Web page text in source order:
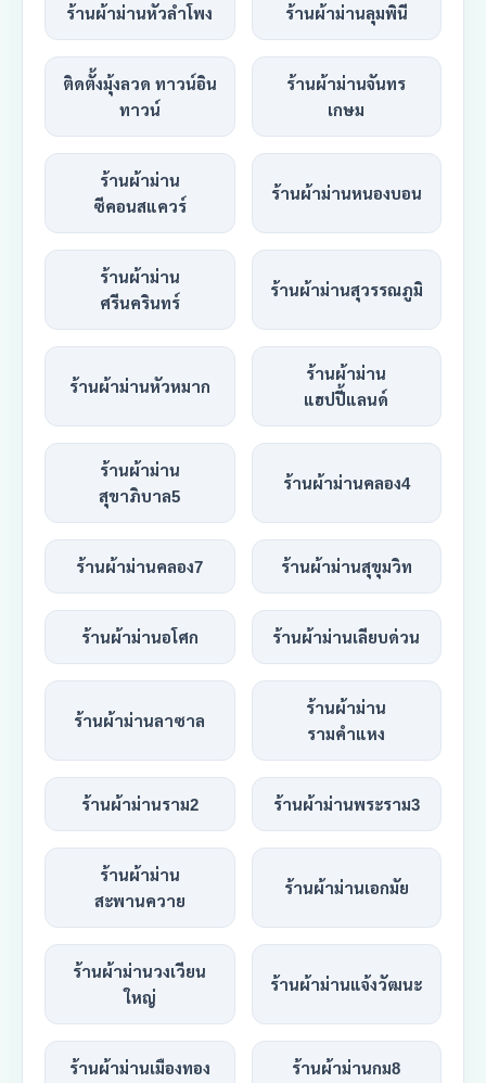
ร้านผ้าม่านหัวลำโพง ร้านผ้าม่านลุมพินี
ติดตั้งมุ้งลวด ทาวน์อิน
ทาวน์
ร้านผ้าม่านจันทร
เกษม
ร้านผ้าม่าน
ซีคอนสแควร์
ร้านผ้าม่านหนองบอน
ร้านผ้าม่าน
ศรีนครินทร์
ร้านผ้าม่านสุวรรณภูมิ
ร้านผ้าม่านหัวหมาก
ร้านผ้าม่าน
แฮปปี้แลนด์
ร้านผ้าม่าน
สุขาภิบาล5
ร้านผ้าม่านคลอง4
ร้านผ้าม่านคลอง7 ร้านผ้าม่านสุขุมวิท
ร้านผ้าม่านอโศก ร้านผ้าม่านเลียบด่วน
ร้านผ้าม่านลาซาล
ร้านผ้าม่าน
รามคำแหง
ร้านผ้าม่านราม2 ร้านผ้าม่านพระราม3
ร้านผ้าม่าน
สะพานควาย
ร้านผ้าม่านเอกมัย
ร้านผ้าม่านวงเวียน
ใหญ่
ร้านผ้าม่านแจ้งวัฒนะ
ร้านผ้าม่านเมืองทอง ร้านผ้าม่านกม8